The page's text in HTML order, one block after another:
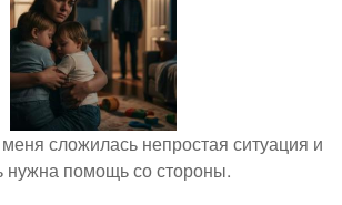
сложилась непростая ситуация и
нужна помощь со стороны.